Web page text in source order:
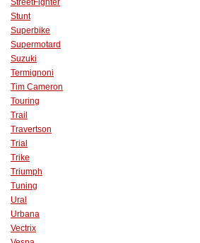
StreetFighter
Stunt
Superbike
Supermotard
Suzuki
Termignoni
Tim Cameron
Touring
Trail
Travertson
Trial
Trike
Triumph
Tuning
Ural
Urbana
Vectrix